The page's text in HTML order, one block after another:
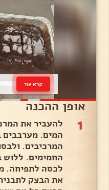
קרא עוד
אופן ההכנה
1
להעביר את
המים.
המרכיבים.
החמימים. ללוש
לכסה לתפיחה.
את הבצק